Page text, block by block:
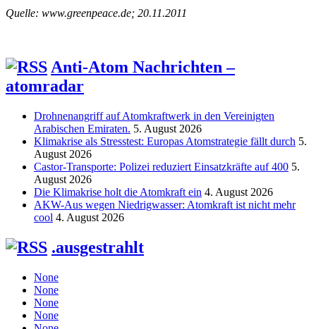
Quelle: www.greenpeace.de; 20.11.2011
Anti-Atom Nachrichten –
atomradar
Drohnenangriff auf Atomkraftwerk in den Vereinigten
Arabischen Emiraten. 5. August 2026
Klimakrise als Stresstest: Europas Atomstrategie fällt durch 5.
August 2026
Castor-Transporte: Polizei reduziert Einsatzkräfte auf 400 5.
August 2026
Die Klimakrise holt die Atomkraft ein 4. August 2026
AKW-Aus wegen Niedrigwasser: Atomkraft ist nicht mehr
cool 4. August 2026
.ausgestrahlt
None
None
None
None